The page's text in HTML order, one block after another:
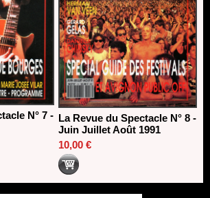
N° 7 - La Revue du Spectacle N° 8 -
Juin Juillet Août 1991
10,00 €